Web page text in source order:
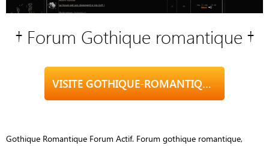
† Forum Gothique romantique †
VISITE GOTHIQUE-ROMANTIQUE.FORUMACTIF.NET
Gothique Romantique Forum Actif. Forum gothique romantique,